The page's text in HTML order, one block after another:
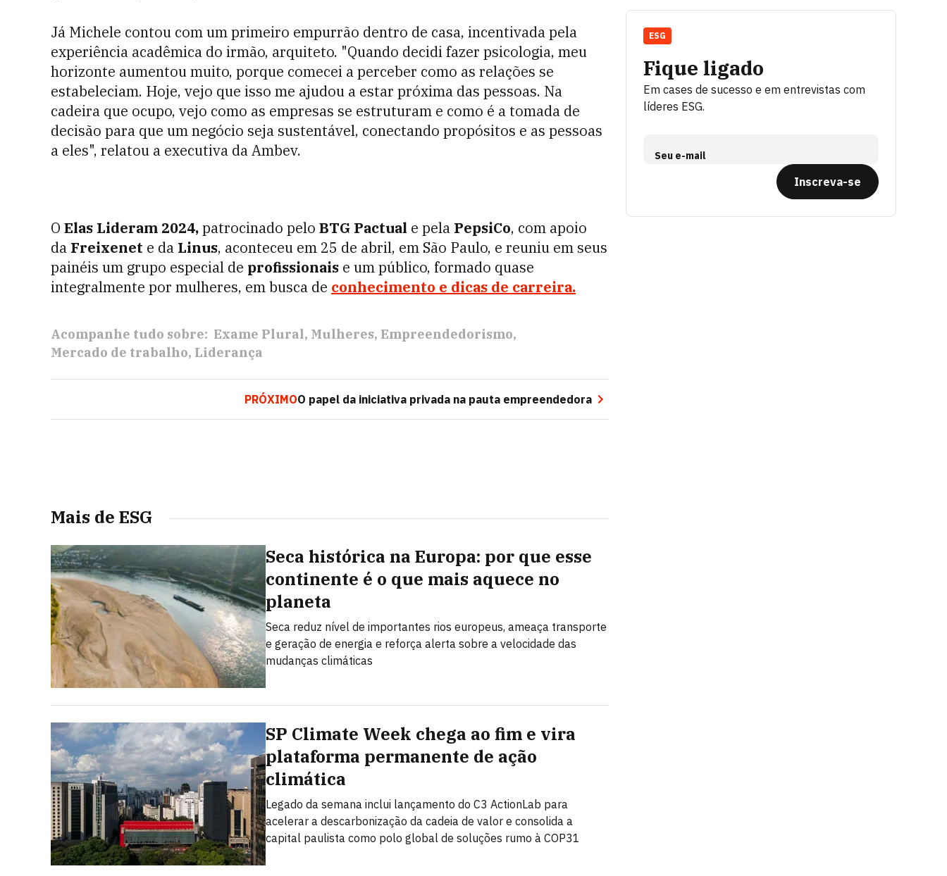
Já Michele contou com um primeiro empurrão dentro de casa, incentivada pela
experiência acadêmica do irmão, arquiteto. "Quando decidi fazer psicologia, meu
horizonte aumentou muito, porque comecei a perceber como as relações se
estabeleciam. Hoje, vejo que isso me ajudou a estar próxima das pessoas. Na
cadeira que ocupo, vejo como as empresas se estruturam e como é a tomada de
decisão para que um negócio seja sustentável, conectando propósitos e as pessoas
a eles", relatou a executiva da Ambev.
O Elas Lideram 2024,patrocinado pelo BTG Pactual e pela PepsiCo, com apoio
da Freixenet e da Linus, aconteceu em 25 de abril, em São Paulo, e reuniu em seus
painéis um grupo especial de profissionais e um público, formado quase
integralmente por mulheres, em busca de conhecimento e dicas de carreira.
Acompanhe tudo sobre: Exame Plural Mulheres Empreendedorismo
Mercado de trabalho Liderança
PRÓXIMOO papel da iniciativa privada na pauta empreendedora
Mais de ESG
Seca histórica na Europa: por que esse
continente é o que mais aquece no
planeta
Seca reduz nível de importantes rios europeus, ameaça transporte
e geração de energia e reforça alerta sobre a velocidade das
mudanças climáticas
SP Climate Week chega ao fim e vira
plataforma permanente de ação
climática
Legado da semana inclui lançamento do C3 ActionLab para
acelerar a descarbonização da cadeia de valor e consolida a
capital paulista como polo global de soluções rumo à COP31
Fique ligado
Em cases de sucesso e em entrevistas com
líderes ESG.
Seu e-mail
Inscreva-se
ESG